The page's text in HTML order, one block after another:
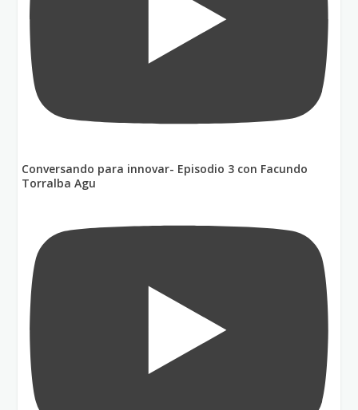
Conversando para innovar- Episodio 3 con Facundo
Torralba Agu